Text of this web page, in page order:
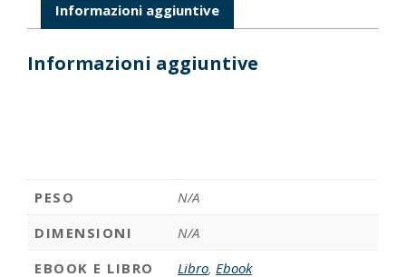
Informazioni aggiuntive
Informazioni aggiuntive
PESO
N/A
DIMENSIONI
N/A
EBOOK E LIBRO
Libro, Ebook